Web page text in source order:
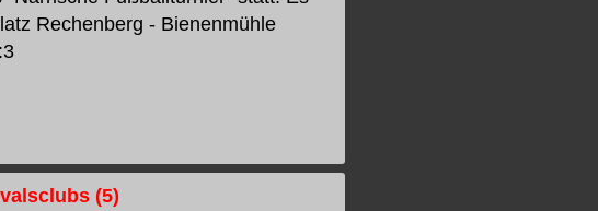
Rechenberg - Bienenmühle
(5)